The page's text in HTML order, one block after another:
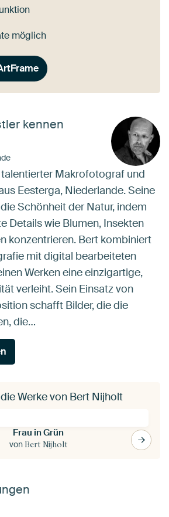
möglich
kennen
Makrofotograf und
Eesterga, Niederlande. Seine
Schönheit der Natur, indem
Details wie Blumen, Insekten
konzentrieren. Bert kombiniert
mit digital bearbeiteten
Werken eine einzigartige,
verleiht. Sein Einsatz von
schafft Bilder, die die
die…
Werke von Bert Nijholt
Frau in Grün
von Bert Nijholt